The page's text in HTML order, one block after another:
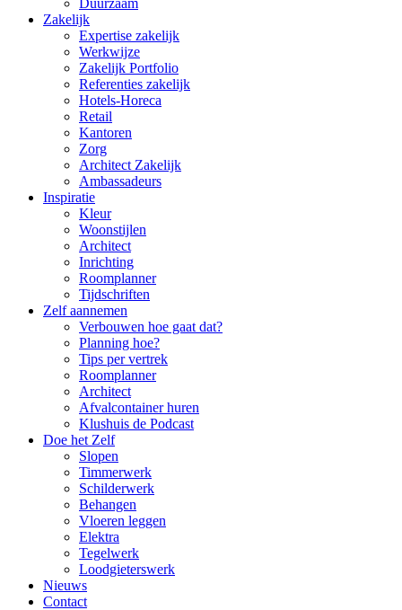
Duurzaam
Zakelijk
Expertise zakelijk
Werkwijze
Zakelijk Portfolio
Referenties zakelijk
Hotels-Horeca
Retail
Kantoren
Zorg
Architect Zakelijk
Ambassadeurs
Inspiratie
Kleur
Woonstijlen
Architect
Inrichting
Roomplanner
Tijdschriften
Zelf aannemen
Verbouwen hoe gaat dat?
Planning hoe?
Tips per vertrek
Roomplanner
Architect
Afvalcontainer huren
Klushuis de Podcast
Doe het Zelf
Slopen
Timmerwerk
Schilderwerk
Behangen
Vloeren leggen
Elektra
Tegelwerk
Loodgieterswerk
Nieuws
Contact